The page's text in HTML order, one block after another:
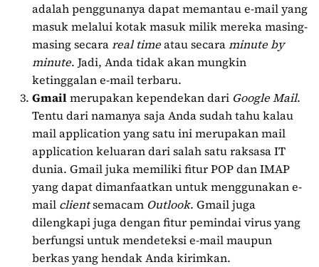
adalah penggunanya dapat memantau e-mail yang
masuk melalui kotak masuk milik mereka masing-
masing secarareal timeatau secaraminute by
minute. Jadi, Anda tidak akan mungkin
ketinggalan e-mail terbaru.
Gmailmerupakan kependekan dari Google Mail.
Tentu dari namanya saja Anda sudah tahu kalau
mail application yang satu ini merupakan mail
application keluaran dari salah satu raksasa IT
dunia. Gmail juka memiliki fitur POP dan IMAP
yang dapat dimanfaatkan untuk menggunakan e-
mail clientsemacam Outlook. Gmail juga
dilengkapi juga dengan fitur pemindai virus yang
berfungsi untuk mendeteksi e-mail maupun
berkas yang hendak Anda kirimkan.